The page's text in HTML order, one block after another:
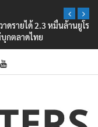
ดรายได้ 2.3 หมื่นล้านยูโร
กตลาดไทย